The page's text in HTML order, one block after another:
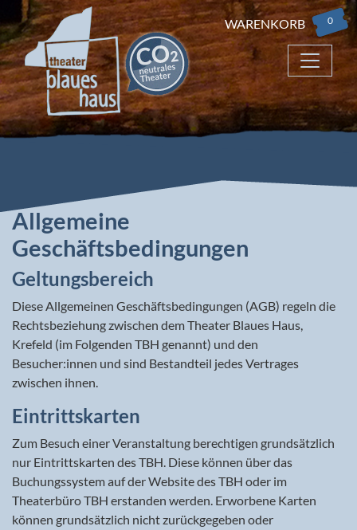
WARENKORB 0
Allgemeine
Geschäftsbedingungen
Geltungsbereich
Diese Allgemeinen Geschäftsbedingungen (AGB) regeln die
Rechtsbeziehung zwischen dem Theater Blaues Haus,
Krefeld (im Folgenden TBH genannt) und den
Besucher:innen und sind Bestandteil jedes Vertrages
zwischen ihnen.
Eintrittskarten
Zum Besuch einer Veranstaltung berechtigen grundsätzlich
nur Eintrittskarten des TBH. Diese können über das
Buchungssystem auf der Website des TBH oder im
Theaterbüro TBH erstanden werden. Erworbene Karten
können grundsätzlich nicht zurückgegeben oder